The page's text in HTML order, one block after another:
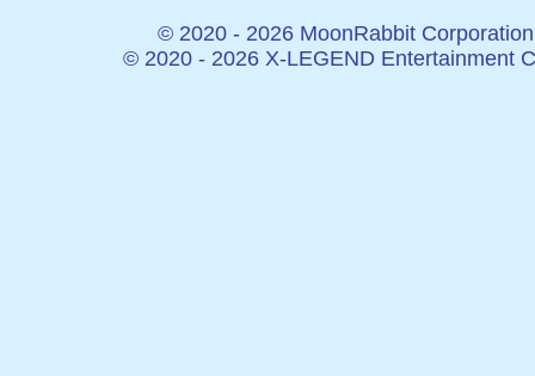
© 2020 - 2026 MoonRabbit
© 2020 - 2026 X-LEGEND Entertainment